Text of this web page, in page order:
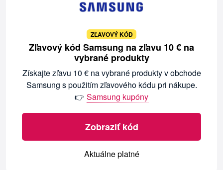
ZĽAVOVÝ KÓD
Zľavový kód Samsung na zľavu 10 € na
vybrané produkty
Získajte zľavu 10 € na vybrané produkty v obchode
Samsung s použitím zľavového kódu pri nákupe.
👉 Samsung kupóny
Zobraziť kód
Aktuálne platné